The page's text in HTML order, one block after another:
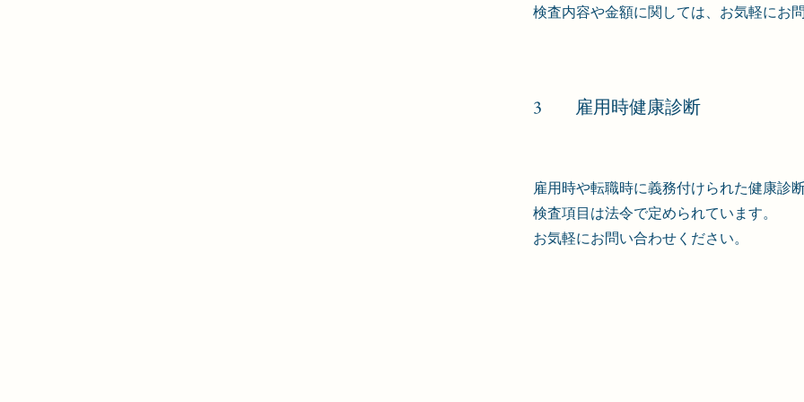
検査内容や金額に関しては、お気軽にお
3 雇用時健康診断
雇用時や転職時に義務付けられた健康診断
検査項目は法令で定められています。
​お気軽にお問い合わせください。